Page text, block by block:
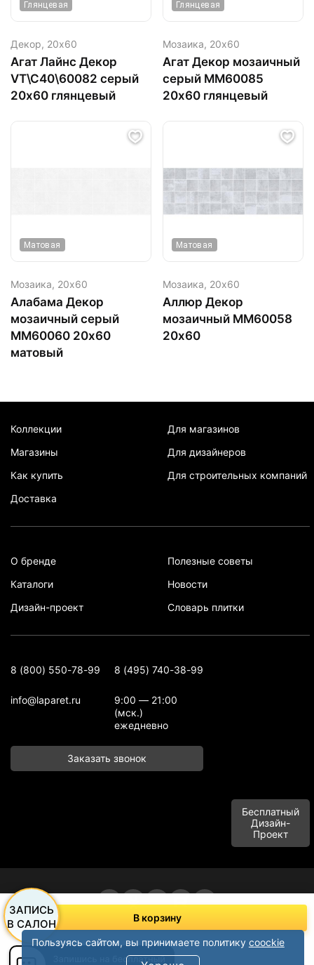
В корзину
Глянцевая
Декор, 20х60
Агат Лайнс Декор
VT\C40\60082 серый
20х60 глянцевый
Глянцевая
Мозаика, 20х60
Агат Декор мозаичный
серый ММ60085
20х60 глянцевый
Матовая
Мозаика, 20х60
Алабама Декор
мозаичный серый
ММ60060 20х60
матовый
Матовая
Мозаика, 20х60
Аллюр Декор
мозаичный MM60058
20х60
Коллекции
Магазины
Как купить
Доставка
Для магазинов
Для дизайнеров
Для строительных компаний
О бренде
Каталоги
Дизайн-проект
Полезные советы
Новости
Словарь плитки
8 (800) 550-78-99 8 (495) 740-38-99
info@laparet.ru
9:00 — 21:00
(мск.)
ежедневно
Заказать звонок
Бесплатный
Дизайн-
Проект
ООО "Баусервис", тел: +7 (495) 780-99-09, +7 (915) 497-20-99
Адрес: п. Сельхозтехника Домодедовское шоссе, д. 1 "В" корпус пом.
офисного типа, этаж 1 Подольск, Московская область 142116, Россия
Политика конфиденциальности
Вся информация на сайте носит справочный характер и не является
ЗАПИСЬ
В САЛОН
Пользуясь сайтом, вы принимаете политику coockie